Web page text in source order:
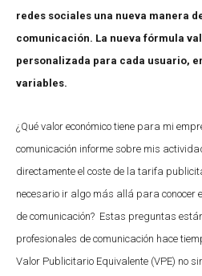
redes sociales una nueva manera
comunicación. La nueva fórmula
personalizada para cada usuario,
variables.
¿Qué valor económico tiene para mi
comunicación informe sobre mis
directamente el coste de la tarifa
necesario ir algo más allá para conocer
de comunicación? Estas preguntas
profesionales de comunicación hace
Valor Publicitario Equivalente (VPE) no